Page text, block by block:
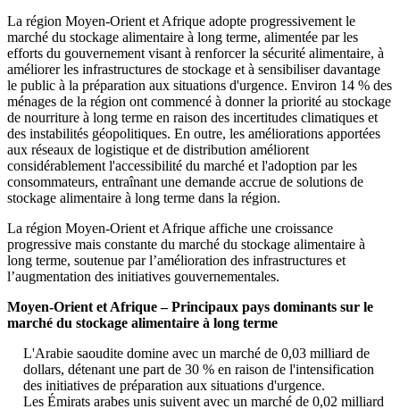
La région Moyen-Orient et Afrique adopte progressivement le
marché du stockage alimentaire à long terme, alimentée par les
efforts du gouvernement visant à renforcer la sécurité alimentaire, à
améliorer les infrastructures de stockage et à sensibiliser davantage
le public à la préparation aux situations d'urgence. Environ 14 % des
ménages de la région ont commencé à donner la priorité au stockage
de nourriture à long terme en raison des incertitudes climatiques et
des instabilités géopolitiques. En outre, les améliorations apportées
aux réseaux de logistique et de distribution améliorent
considérablement l'accessibilité du marché et l'adoption par les
consommateurs, entraînant une demande accrue de solutions de
stockage alimentaire à long terme dans la région.
La région Moyen-Orient et Afrique affiche une croissance
progressive mais constante du marché du stockage alimentaire à
long terme, soutenue par l’amélioration des infrastructures et
l’augmentation des initiatives gouvernementales.
Moyen-Orient et Afrique – Principaux pays dominants sur le
marché du stockage alimentaire à long terme
L'Arabie saoudite domine avec un marché de 0,03 milliard de
dollars, détenant une part de 30 % en raison de l'intensification
des initiatives de préparation aux situations d'urgence.
Les Émirats arabes unis suivent avec un marché de 0,02 milliard